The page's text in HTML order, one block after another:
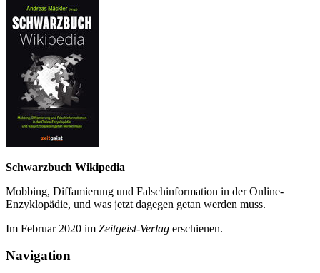
Schwarzbuch Wikipedia
Mobbing, Diffamierung und Falsch­information in der Online-
Enzyklo­pädie, und was jetzt da­gegen getan werden muss.
Im Februar 2020 im Zeit­geist-Verlag erschienen.
Navigation